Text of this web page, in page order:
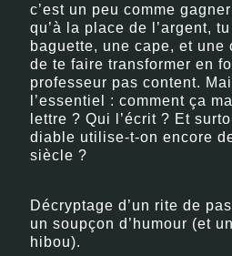
c’est un peu comme
qu’à la place de l’argent,
baguette, une cape, et une
de te faire transformer en
professeur pas content.
l’essentiel : comment ça
lettre ? Qui l’écrit ? Et
diable utilise-t-on encore
siècle ?
Décryptage d’un rite de
un soupçon d’humour (et
hibou).